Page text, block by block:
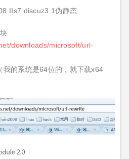
IIs7 discuz3.1伪静态
downloads/microsoft/url-
我的系统是64位的，就下载x64